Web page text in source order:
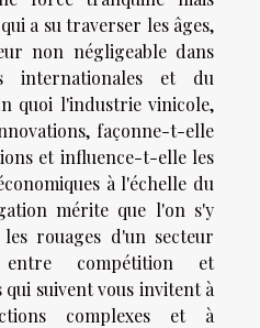
a su traverser les âges,
non négligeable dans
internationales et du
quoi l'industrie vinicole,
façonne-t-elle
et influence-t-elle les
à l'échelle du
mérite que l'on s'y
rouages d'un secteur
compétition et
suivent vous invitent à
complexes et à